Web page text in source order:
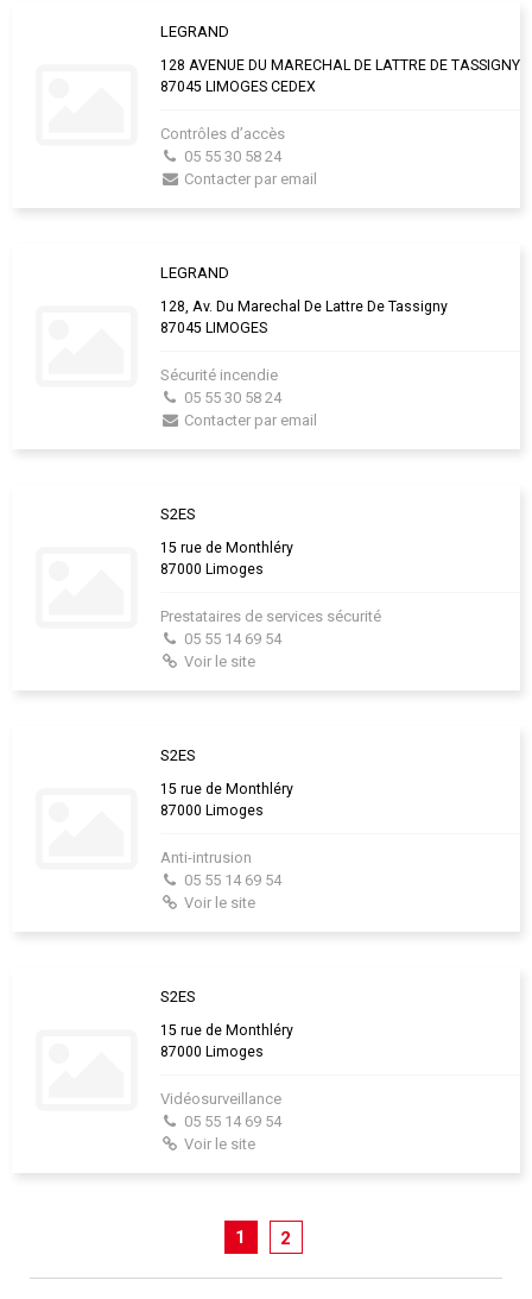
LEGRAND
128 AVENUE DU MARECHAL DE LATTRE DE TASSIGNY
87045 LIMOGES CEDEX
Contrôles d’accès
05 55 30 58 24
Contacter par email
LEGRAND
128, Av. Du Marechal De Lattre De Tassigny
87045 LIMOGES
Sécurité incendie
05 55 30 58 24
Contacter par email
S2ES
15 rue de Monthléry
87000 Limoges
Prestataires de services sécurité
05 55 14 69 54
Voir le site
S2ES
15 rue de Monthléry
87000 Limoges
Anti-intrusion
05 55 14 69 54
Voir le site
S2ES
15 rue de Monthléry
87000 Limoges
Vidéosurveillance
05 55 14 69 54
Voir le site
1 2